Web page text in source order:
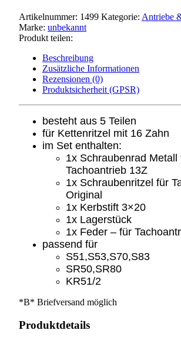
16Z
(5
teilig)
Menge
Artikelnummer: 1499 Kategorie: Antriebe
Marke: unbekannt
Produkt teilen:
Beschreibung
Zusätzliche Informationen
Rezensionen (0)
Produktsicherheit (GPSR)
besteht aus 5 Teilen
für Kettenritzel mit 16 Zahn
im Set enthalten:
1x Schraubenrad Metall
Tachoantrieb 13Z
1x Schraubenritzel für
Original
1x Kerbstift 3×20
1x Lagerstück
1x Feder – für
passend für
S51,S53,S70,S83
SR50,SR80
KR51/2
*B* Briefversand möglich
Produktdetails